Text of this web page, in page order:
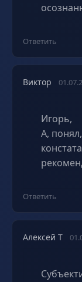
Ответить
Виктор
Игорь,
А,
Ответить
Алексей Т